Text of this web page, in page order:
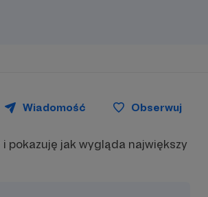
Wiadomość Obserwuj
pokazuję jak wygląda największy